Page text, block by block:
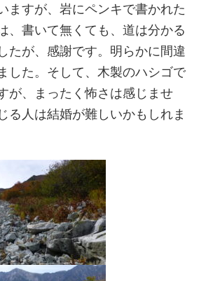
ますが、岩にペンキで書かれた
、書いて無くても、道は分かる
たが、感謝です。明らかに間違
した。そして、木製のハシゴで
が、まったく怖さは感じませ
る人は結婚が難しいかもしれま